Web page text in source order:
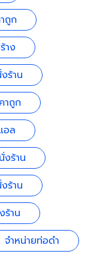
ถูก
าง
ร้าน
าถูก
อล
งร้าน
ร้าน
ร้าน
จำหน่ายท่อดำ